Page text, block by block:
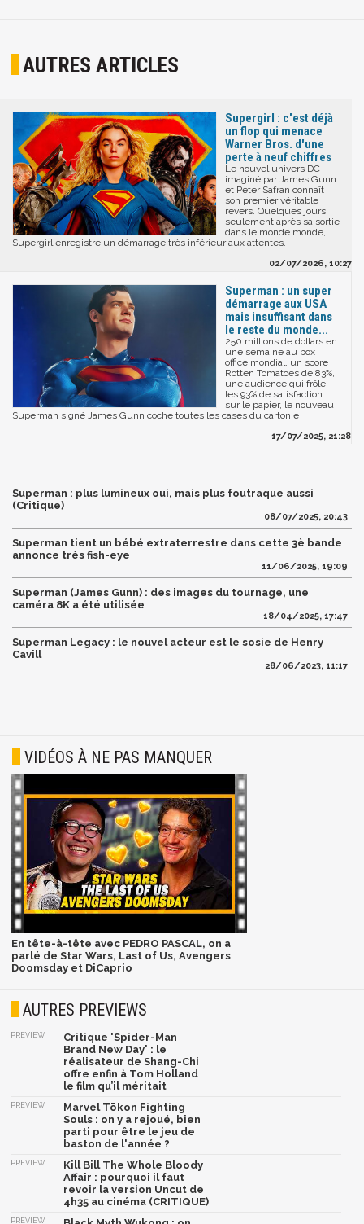
AUTRES ARTICLES
Supergirl : c'est déjà
un flop qui menace
Warner Bros. d'une
perte à neuf chiffres
Le nouvel univers DC
imaginé par James Gunn
et Peter Safran connaît
son premier véritable
revers. Quelques jours
seulement après sa sortie
dans le monde monde,
Supergirl enregistre un démarrage très inférieur aux attentes.
02/07/2026, 10:27
Superman : un super
démarrage aux USA
mais insuffisant dans
le reste du monde...
250 millions de dollars en
une semaine au box
office mondial, un score
Rotten Tomatoes de 83%,
une audience qui frôle
les 93% de satisfaction :
sur le papier, le nouveau
Superman signé James Gunn coche toutes les cases du carton e
17/07/2025, 21:28
Superman : plus lumineux oui, mais plus foutraque aussi
(Critique)
08/07/2025, 20:43
Superman tient un bébé extraterrestre dans cette 3è bande
annonce très fish-eye
11/06/2025, 19:09
Superman (James Gunn) : des images du tournage, une
caméra 8K a été utilisée
18/04/2025, 17:47
Superman Legacy : le nouvel acteur est le sosie de Henry
Cavill
28/06/2023, 11:17
VIDÉOS À NE PAS MANQUER
En tête-à-tête avec PEDRO PASCAL, on a
parlé de Star Wars, Last of Us, Avengers
Doomsday et DiCaprio
AUTRES PREVIEWS
PREVIEW
Critique 'Spider-Man
Brand New Day' : le
réalisateur de Shang-Chi
offre enfin à Tom Holland
le film qu’il méritait
PREVIEW
Marvel Tōkon Fighting
Souls : on y a rejoué, bien
parti pour être le jeu de
baston de l'année ?
PREVIEW
Kill Bill The Whole Bloody
Affair : pourquoi il faut
revoir la version Uncut de
4h35 au cinéma (CRITIQUE)
PREVIEW